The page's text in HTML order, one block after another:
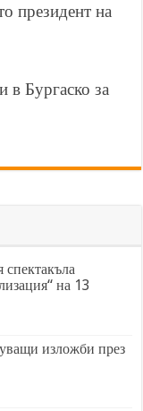
президент на
в Бургаско за
на 13
изложби през